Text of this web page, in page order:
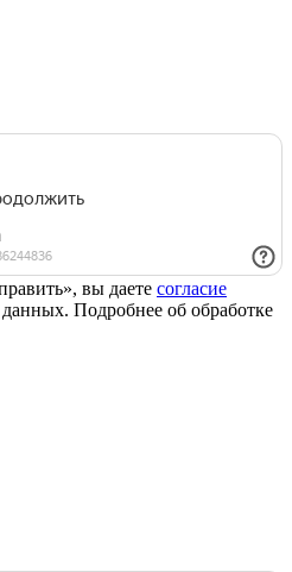
вы даете согласие
Подробнее об обработке